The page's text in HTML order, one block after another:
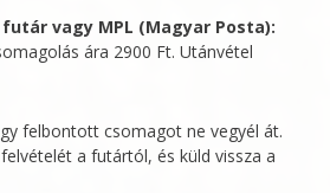
futár vagy MPL (Magyar Posta):
ára 2900 Ft. Utánvétel
felbontott csomagot ne vegyél át.
a futártól, és küld vissza a